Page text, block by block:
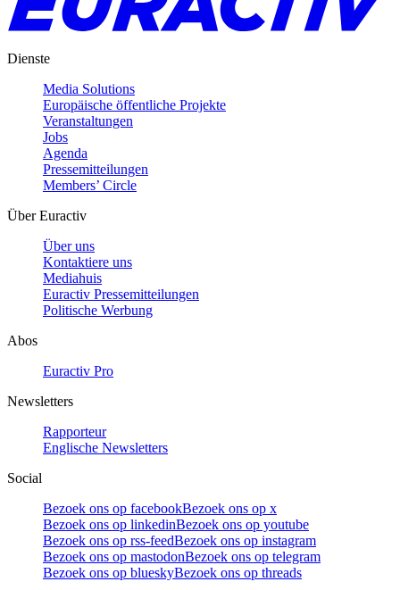
Dienste
Media Solutions
Europäische öffentliche Projekte
Veranstaltungen
Jobs
Agenda
Pressemitteilungen
Members’ Circle
Über Euractiv
Über uns
Kontaktiere uns
Mediahuis
Euractiv Pressemitteilungen
Politische Werbung
Abos
Euractiv Pro
Newsletters
Rapporteur
Englische Newsletters
Social
Bezoek ons op facebookBezoek ons op x
Bezoek ons op linkedinBezoek ons op youtube
Bezoek ons op rss-feedBezoek ons op instagram
Bezoek ons op mastodonBezoek ons op telegram
Bezoek ons op blueskyBezoek ons op threads